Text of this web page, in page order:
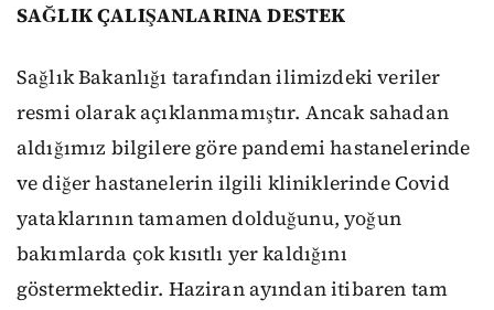
SAĞLIK ÇALIŞANLARINA DESTEK
Sağlık Bakanlığı tarafından ilimizdeki veriler
resmi olarak açıklanmamıştır. Ancak sahadan
aldığımız bilgilere göre pandemi hastanelerinde
ve diğer hastanelerin ilgili kliniklerinde Covid
yataklarının tamamen dolduğunu, yoğun
bakımlarda çok kısıtlı yer kaldığını
göstermektedir. Haziran ayından itibaren tam